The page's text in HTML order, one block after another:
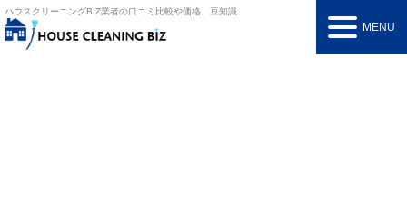
ハウスクリーニングBIZ業者の口コミ比較や価格、豆知識
MENU